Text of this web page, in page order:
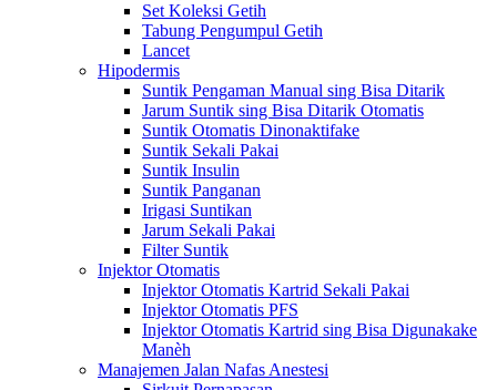
Set Koleksi Getih
Tabung Pengumpul Getih
Lancet
Hipodermis
Suntik Pengaman Manual sing Bisa Ditarik
Jarum Suntik sing Bisa Ditarik Otomatis
Suntik Otomatis Dinonaktifake
Suntik Sekali Pakai
Suntik Insulin
Suntik Panganan
Irigasi Suntikan
Jarum Sekali Pakai
Filter Suntik
Injektor Otomatis
Injektor Otomatis Kartrid Sekali Pakai
Injektor Otomatis PFS
Injektor Otomatis Kartrid sing Bisa Digunakake
Manèh
Manajemen Jalan Nafas Anestesi